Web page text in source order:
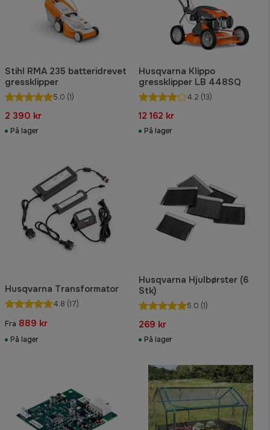
Stihl RMA 235 batteridrevet
gressklipper
5.0 (1)
2 390 kr
På lager
Husqvarna Klippo
gressklipper LB 448SQ
4.2 (13)
12 162 kr
På lager
Husqvarna Transformator
4.8 (17)
Fra 889 kr
På lager
Husqvarna Hjulbørster (6
Stk)
5.0 (1)
269 kr
På lager